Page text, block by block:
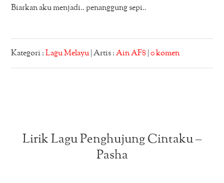
Biarkan aku menjadi.. penanggung sepi..
Kategori :Lagu Melayu | Artis :Ain AF8 |0 komen
Lirik Lagu Penghujung Cintaku –
Pasha